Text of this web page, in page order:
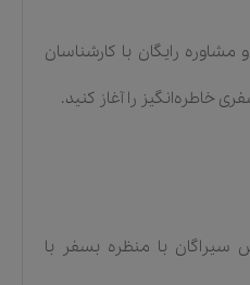
رایگان با کارشناسان
خاطره‌انگیز را آغاز کنید.
سیراگان با منظره بسفر با